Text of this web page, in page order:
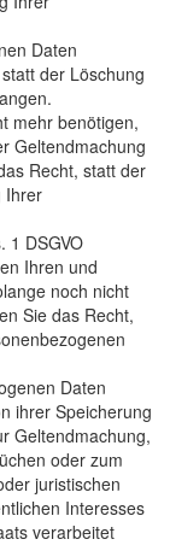
Daten
der Löschung
mehr benötigen,
Geltendmachung
Recht, statt der
Ihrer
1 DSGVO
Ihren und
noch nicht
Sie das Recht,
Daten
ihrer Speicherung
Geltendmachung,
oder zum
juristischen
Interesses
verarbeitet